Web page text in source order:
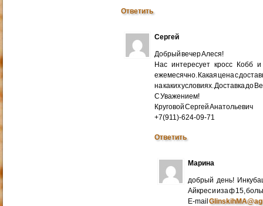
Ответить
Сергей
Добрый вечер Алеся!
Нас интересует кросс Кобб
ежемесячно. Какая цена с
на каких условиях. Доставка до
С Уважением!
Круговой Сергей Анатольевич
+7(911)-624-09-71
Ответить
Марина
добрый день!
Айкрес и иза ф 15,
E-mail